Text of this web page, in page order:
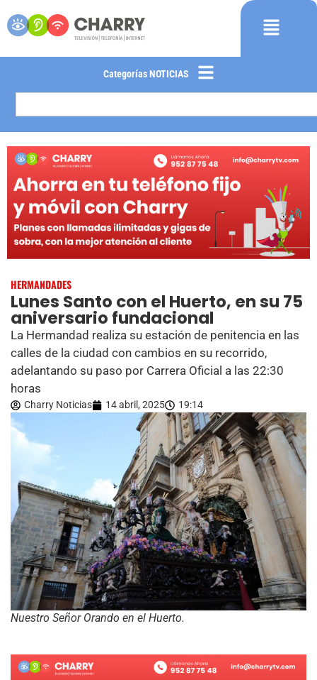
Categorías NOTICIAS
HERMANDADES
Lunes Santo con el Huerto, en su 75
aniversario fundacional
La Hermandad realiza su estación de penitencia en las
calles de la ciudad con cambios en su recorrido,
adelantando su paso por Carrera Oficial a las 22:30
horas
Charry Noticias 14 abril, 2025 19:14
Nuestro Señor Orando en el Huerto.